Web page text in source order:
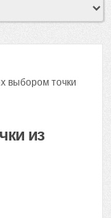
выбором точки
из